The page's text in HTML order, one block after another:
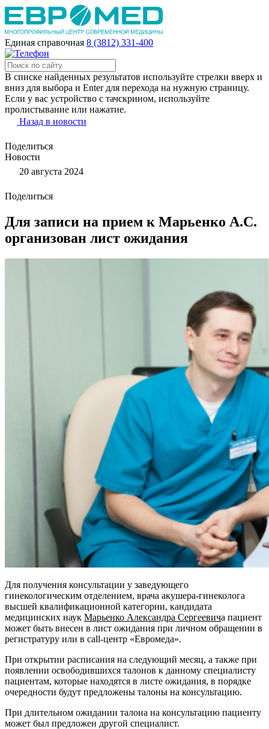
Единая справочная 8 (3812) 331-400
В списке найденных результатов используйте стрелки вверх и
вниз для выбора и Enter для перехода на нужную страницу.
Если у вас устройство с тачскрином, используйте
пролистывание или нажатие.
Назад в новости
Поделиться
Новости
20 августа 2024
Поделиться
Для записи на прием к Марьенко А.С.
организован лист ожидания
Для получения консультации у заведующего
гинекологическим отделением, врача акушера-гинеколога
высшей квалификационной категории, кандидата
медицинских наук Марьенко Александра Сергеевича пациент
может быть внесен в лист ожидания при личном обращении в
регистратуру или в call-центр «Евромеда».
При открытии расписания на следующий месяц, а также при
появлении освободившихся талонов к данному специалисту
пациентам, которые находятся в листе ожидания, в порядке
очередности будут предложены талоны на консультацию.
При длительном ожидании талона на консультацию пациенту
может был предложен другой специалист.